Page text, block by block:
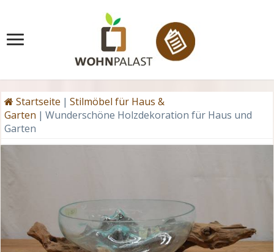
Startseite | Stilmöbel für Haus &
Garten | Wunderschöne Holzdekoration für Haus und
Garten